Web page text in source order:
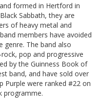
formed in Hertford in
Sabbath, they are
of heavy metal and
members have avoided
genre. The band also
pop and progressive
by the Guinness Book of
band, and have sold over
Purple were ranked #22 on
programme.